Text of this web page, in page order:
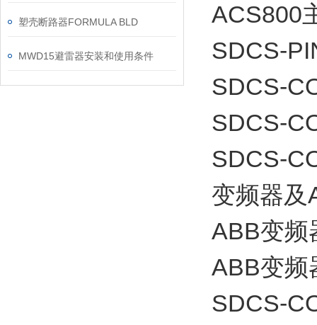
塑壳断路器FORMULA BLD
MWD15避雷器安装和使用条件
ACS800
SDCS-
SDCS-
SDCS-
SDCS-
变频器及
ABB变
ABB变频
SDCS-